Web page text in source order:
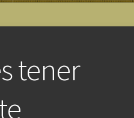
tener